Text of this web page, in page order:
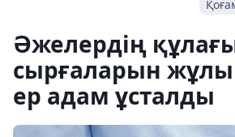
Әжелердің
сырғаларын
ер адам ұсталды